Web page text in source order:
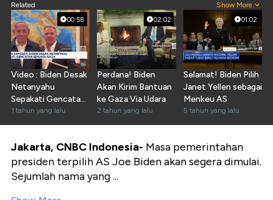
Related Show More
00:58
Video : Biden Desak
Netanyahu
Sepakati Gencatan
Senjata Gaza
1 tahun yang lalu
02:02
Perdana! Biden
Akan Kirim Bantuan
ke Gaza Via Udara
2 tahun yang lalu
01:02
Selamat! Biden Pilih
Janet Yellen sebagai
Menkeu AS
5 tahun yang lalu
Jakarta, CNBC Indonesia- Masa pemerintahan
presiden terpilih AS Joe Biden akan segera dimulai.
Sejumlah nama yang ...